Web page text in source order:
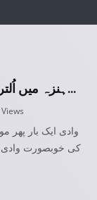
ہنزہ میں اُلتر گلیشیئر ٹوٹ گیا | برفانی تودہ گرنے سے وا…
Views
وادی ایک بار پھر
کی خوبصورت وادی